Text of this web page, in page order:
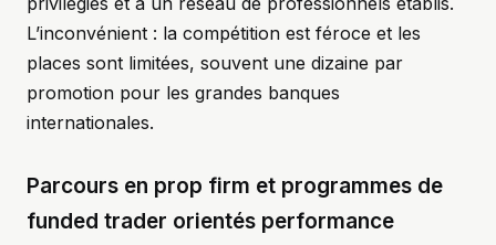
L’inconvénient : la compétition est féroce et les
places sont limitées, souvent une dizaine par
promotion pour les grandes banques
internationales.
Parcours en prop firm et programmes de
funded trader orientés performance